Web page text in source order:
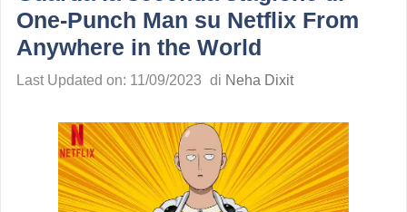
One-Punch Man su Netflix From
Anywhere in the World
Last Updated on: 11/09/2023 di Neha Dixit